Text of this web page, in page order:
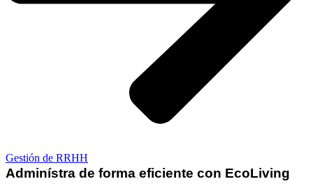
Gestión de RRHH
Adminístra de forma eficiente con EcoLiving